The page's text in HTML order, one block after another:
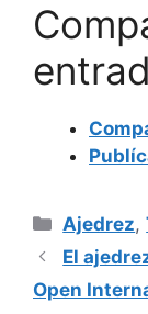
Ajedrez,
El
Open